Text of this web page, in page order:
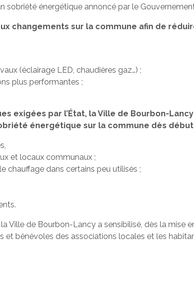
sobriété énergétique annoncé par le
changements sur la commune afin de
(éclairage LED, chaudières gaz…) ;
plus performantes ;
exigées par l’État, la Ville de Bourbon-
énergétique sur la commune dès début
et locaux communaux ;
chauffage dans certains peu utilisés ;
Ville de Bourbon-Lancy a sensibilisé, dès la mise
et bénévoles des associations locales et les